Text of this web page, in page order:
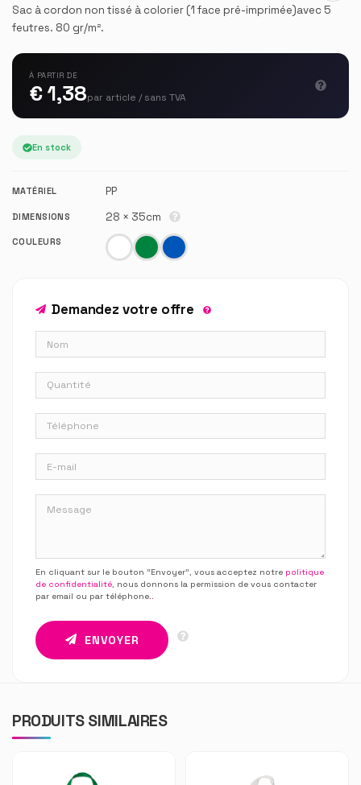
Sac à cordon non tissé à colorier (1 face pré-imprimée)avec 5
feutres. 80 gr/m².
À PARTIR DE
€ 1,38par article / sans TVA
En stock
MATÉRIEL PP
DIMENSIONS 28 × 35cm
COULEURS
Demandez votre offre
En cliquant sur le bouton “Envoyer”, vous acceptez notre politique
de confidentialité, nous donnons la permission de vous contacter
par email ou par téléphone..
ENVOYER
PRODUITS SIMILAIRES